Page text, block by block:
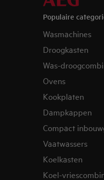
Populaire
Wasmachines
Droogkasten
Was-
Ovens
Kookplaten
Dampkappen
Compact
Vaatwassers
Koelkasten
Koel-